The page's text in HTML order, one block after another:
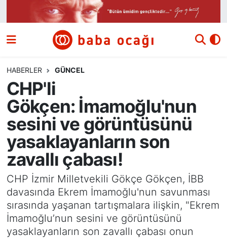
HABERLER GÜNCEL
CHP'li
Gökçen: İmamoğlu'nun
sesini ve görüntüsünü
yasaklayanların son
zavallı çabası!
CHP İzmir Milletvekili Gökçe Gökçen, İBB
davasında Ekrem İmamoğlu'nun savunması
sırasında yaşanan tartışmalara ilişkin, "Ekrem
İmamoğlu’nun sesini ve görüntüsünü
yasaklayanların son zavallı çabası onun
Siyaset
Ekonomi
Dünya
Kültür ve Sanat
Eğitim
Bilim ve Teknoloji
Yazı Dizisi
Nöbetçi Eczaneler
Hava Durumu
Namaz Vakitleri
Trafik Durumu
Süper Lig Puan Durumu ve Fikstür
Tüm Manşetler
Son Dakika Haberleri
Haber Arşivi